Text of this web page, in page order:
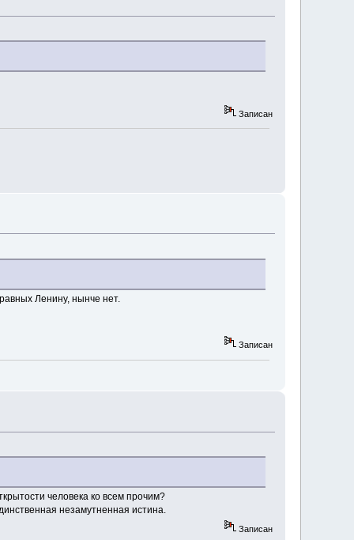
Записан
Ленину, нынче нет.
Записан
человека ко всем прочим?
незамутненная истина.
Записан